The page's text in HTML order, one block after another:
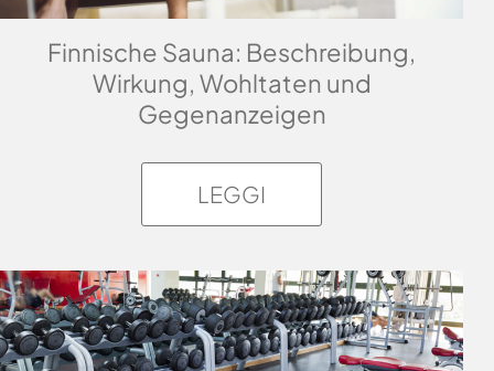
Finnische Sauna: Beschreibung,
Wirkung, Wohltaten und
Gegenanzeigen
LEGGI